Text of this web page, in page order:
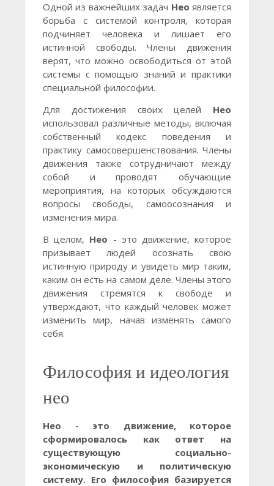
Одной из важнейших задач Нео является
борьба с системой контроля, которая
подчиняет человека и лишает его
истинной свободы. Члены движения
верят, что можно освободиться от этой
системы с помощью знаний и практики
специальной философии.
Для достижения своих целей Нео
использовал различные методы, включая
собственный кодекс поведения и
практику самосовершенствования. Члены
движения также сотрудничают между
собой и проводят обучающие
мероприятия, на которых обсуждаются
вопросы свободы, самоосознания и
изменения мира.
В целом, Нео - это движение, которое
призывает людей осознать свою
истинную природу и увидеть мир таким,
каким он есть на самом деле. Члены этого
движения стремятся к свободе и
утверждают, что каждый человек может
изменить мир, начав изменять самого
себя.
Философия и идеология
нео
Нео - это движение, которое
сформировалось как ответ на
существующую социально-
экономическую и политическую
систему. Его философия базируется